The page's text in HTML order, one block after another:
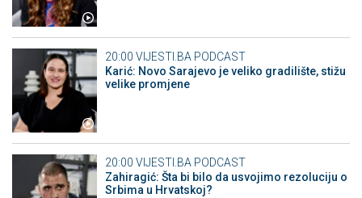
20:00 VIJESTI.BA PODCAST
Karić: Novo Sarajevo je veliko gradilište, stižu
velike promjene
20:00 VIJESTI.BA PODCAST
Zahiragić: Šta bi bilo da usvojimo rezoluciju o
Srbima u Hrvatskoj?